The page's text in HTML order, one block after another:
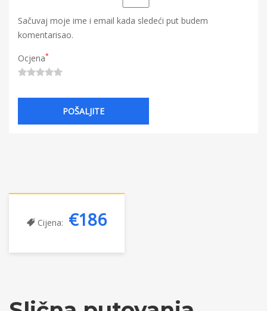
Sačuvaj moje ime i email kada sledeći put budem
komentarisao.
Ocjena*
Cijena: €186